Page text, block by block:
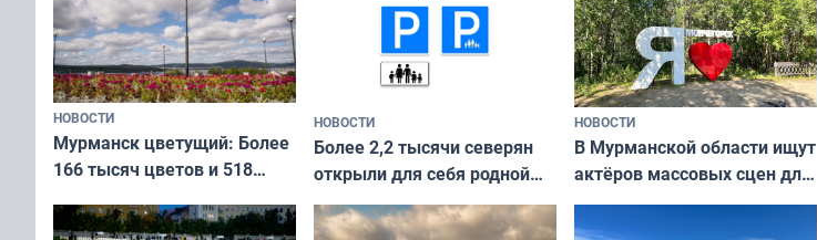
НОВОСТИ
Мурманск цветущий: Более
166 тысяч цветов и 518
НОВОСТИ
Более 2,2 тысячи северян
открыли для себя родной
край в рамках проекта
«Туризм для своих»
НОВОСТИ
В Мурманской области ищут
актёров массовых сцен для
съёмок в
короткометражном фильме